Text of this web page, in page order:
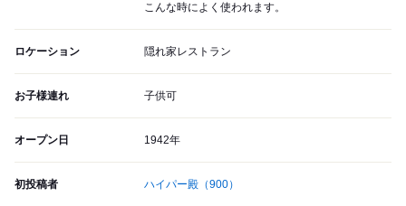
こんな時によく使われます。
ロケーション 隠れ家レストラン
お子様連れ 子供可
オープン日 1942年
初投稿者 ハイパー殿 （900）